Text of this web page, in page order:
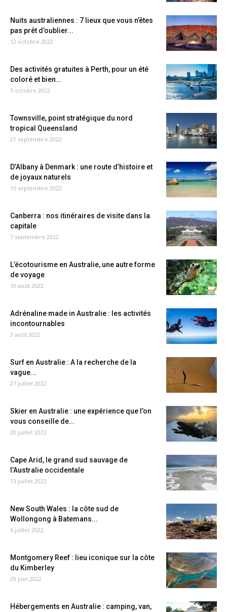
Nuits australiennes : 7 lieux que vous n’êtes
pas prêt d’oublier...
12 octobre 2022
Des activités gratuites à Perth, pour un été
coloré et bien...
5 octobre 2022
Townsville, point stratégique du nord
tropical Queensland
21 septembre 2022
D’Albany à Denmark : une route d’histoire et
de joyaux naturels
15 septembre 2022
Canberra : nos itinéraires de visite dans la
capitale
7 septembre 2022
L’écotourisme en Australie, une autre forme
de voyage
10 août 2022
Adrénaline made in Australie : les activités
incontournables
3 août 2022
Surf en Australie : A la recherche de la
vague...
27 juillet 2022
Skier en Australie : une expérience que l’on
vous conseille de...
20 juillet 2022
Cape Arid, le grand sud sauvage de
l’Australie occidentale
13 juillet 2022
New South Wales : la côte sud de
Wollongong à Batemans...
6 juillet 2022
Montgomery Reef : lieu iconique sur la côte
du Kimberley
29 juin 2022
Hébergements en Australie : camping, van,